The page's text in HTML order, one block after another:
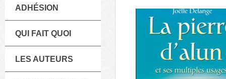
ADHÉSION
QUI FAIT QUOI
LES AUTEURS